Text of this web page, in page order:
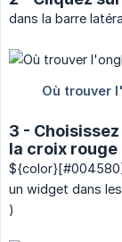
dans la barre
3 -
la croix rouge
un widget dans
)